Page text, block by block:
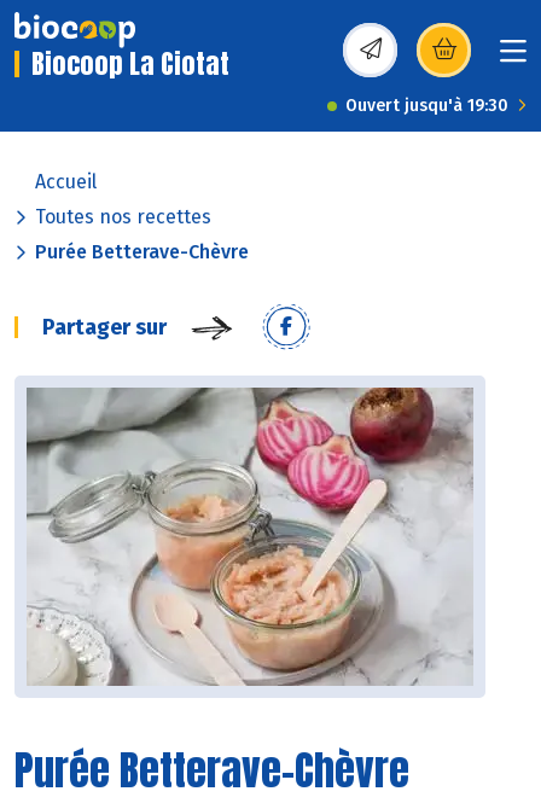
Biocoop La Ciotat (s’ouvre dans une
Ouvert jusqu'à 19:30
Accueil
Toutes nos recettes
Purée Betterave-Chèvre
Partager sur
Purée Betterave-Chèvre